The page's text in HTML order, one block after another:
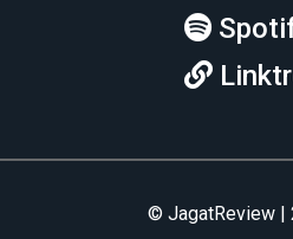
© JagatReview |